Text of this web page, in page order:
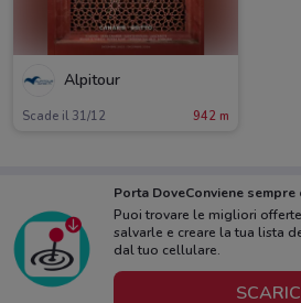
Alpitour
Scade il 31/12 942 m
Porta DoveConviene sempre
Puoi trovare le migliori
salvarle e creare la tua lista
dal tuo cellulare.